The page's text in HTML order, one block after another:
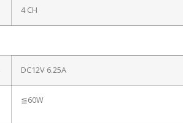
4 CH
DC12V 6.25A
≦60W